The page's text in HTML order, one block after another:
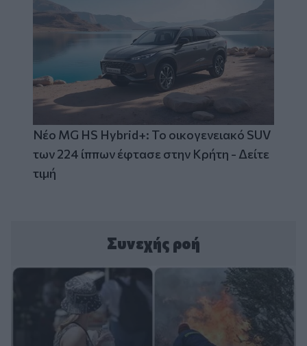
Νέο MG HS Hybrid+: Το οικογενειακό SUV
των 224 ίππων έφτασε στην Κρήτη - Δείτε
τιμή
Συνεχής ροή